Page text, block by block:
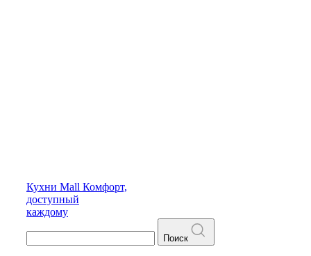
Кухни Mall Комфорт,
доступный
каждому
Поиск